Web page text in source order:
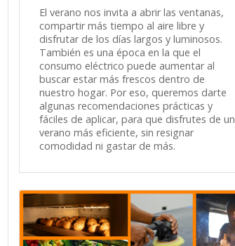
El verano nos invita a abrir las ventanas,
compartir más tiempo al aire libre y
disfrutar de los días largos y luminosos.
También es una época en la que el
consumo eléctrico puede aumentar al
buscar estar más frescos dentro de
nuestro hogar. Por eso, queremos darte
algunas recomendaciones prácticas y
fáciles de aplicar, para que disfrutes de un
verano más eficiente, sin resignar
comodidad ni gastar de más.